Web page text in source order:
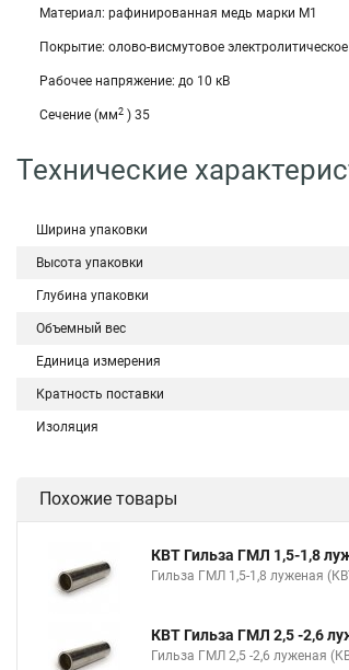
Материал: рафинированная медь мар­ки М1
Покрытие: олово-висмутовое
Рабочее напряжение: до 10 кВ
Сечение (мм2 ) 35
Технические
Ширина упаковки
Высота упаковки
Глубина упаковки
Объемный вес
Единица измерения
Кратность поставки
Изоляция
Похожие товары
КВТ Гильза ГМЛ 1,5-1,8
Гильза ГМЛ 1,5-1,8 луженая
КВТ Гильза ГМЛ 2,5 -2,6
Гильза ГМЛ 2,5 -2,6 луженая